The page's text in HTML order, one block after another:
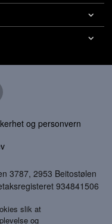
og personvern
3787, 2953 Beitostølen
934841506
slik at
og